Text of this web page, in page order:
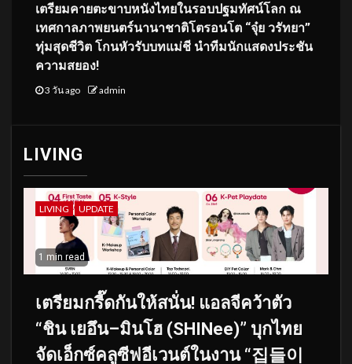
เตรียมคายตะขาบหนังไทยในรอบปฐมทัศน์โลก ณ
เทศกาลภาพยนตร์นานาชาติโตรอนโต “จุ๋ย วรัทยา”
ทุ่มสุดชีวิต โกนหัวรับบทแม่ชี นำทีมนักแสดงประชัน
ความสยอง!
3 วัน ago admin
LIVING
LIVING UPDATE
1 min read
เตรียมกรี๊ดกันให้สนั่น! แอลจีคว้าตัว
“ชิน เยอึน–มินโฮ (SHINee)” บุกไทย
จัดเอ็กซ์คลูซีฟอีเวนต์ในงาน “집들이